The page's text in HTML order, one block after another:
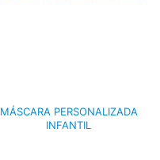
MÁSCARA PERSONALIZADA
INFANTIL